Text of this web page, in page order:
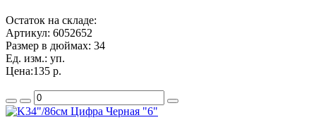
Остаток на складе:
Артикул: 6052652
Размер в дюймах: 34
Ед. изм.: уп.
Цена:135 р.